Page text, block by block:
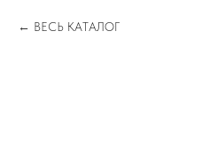
ВЕСЬ КАТАЛОГ